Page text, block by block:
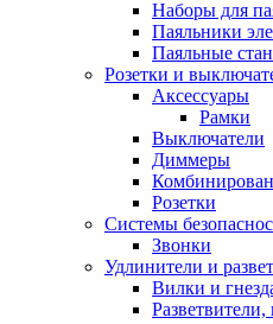
Наборы для
Паяльники
Паяльные
Розетки и
Аксессуары
Рамки
Выключатели
Диммеры
Розетки
Системы
Звонки
Удлинители и
Вилки и